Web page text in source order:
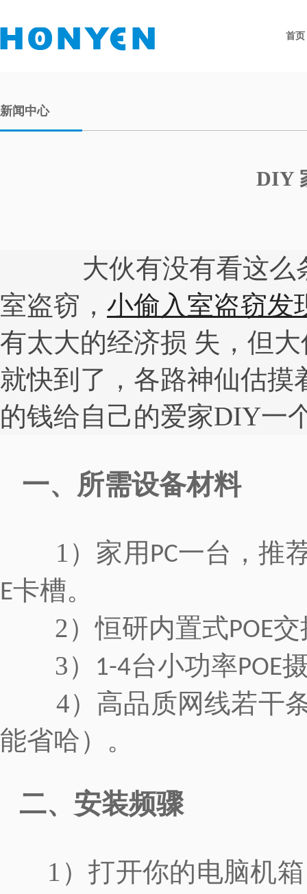
首页
新闻中心
DIY
大伙有没有看这么
室盗窃， 小偷入室盗窃发
有太大的经济损 失，但
就快到了，各路神仙估摸
的钱给自己的爱家DIY一
一、所需设备材料
1）家用 PC一台，推
E卡槽。
2）恒研内置式POE交
3）
1-4台小功率POE
4）高品质网线若干条
能省哈）。
二、安装频骤
1）打开你的电脑机